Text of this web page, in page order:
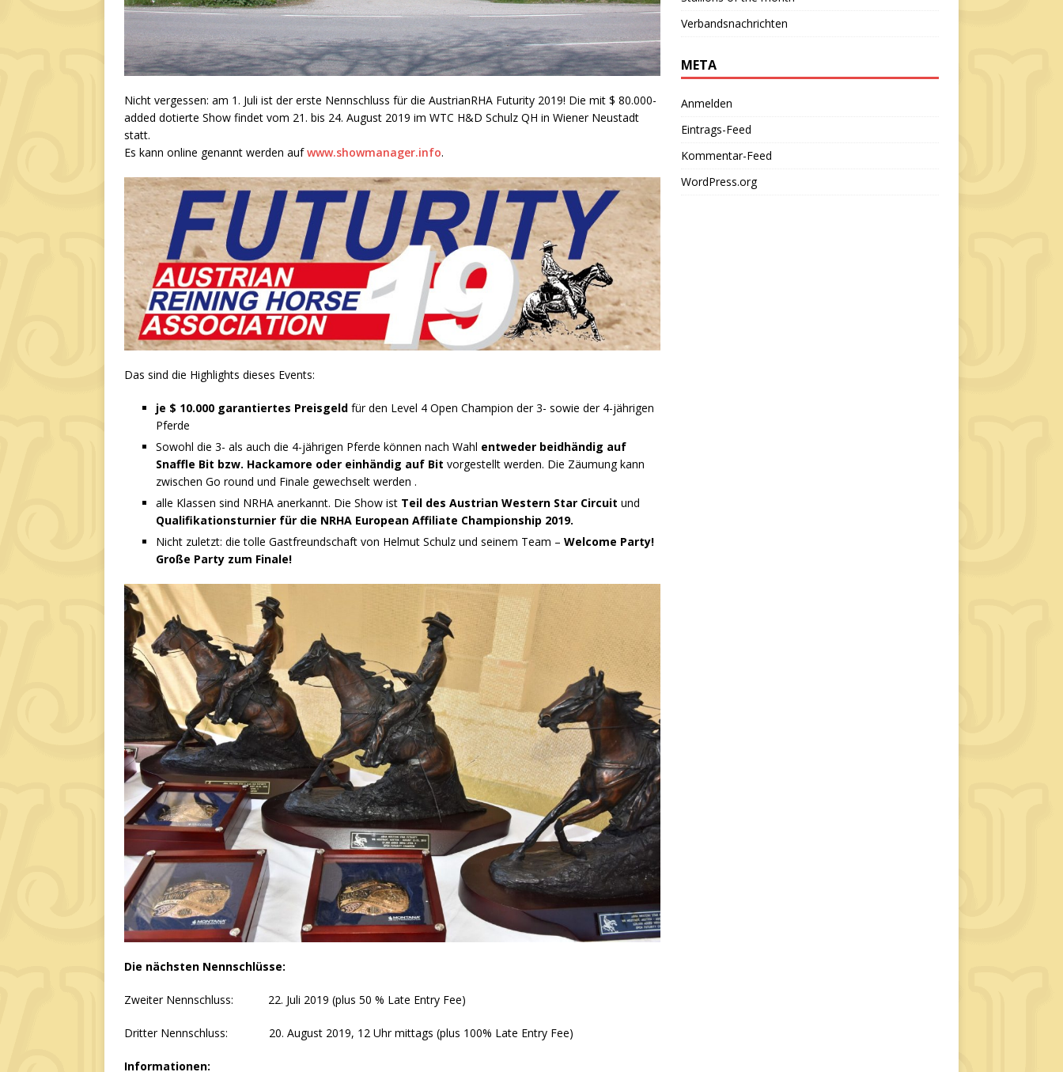
Nicht vergessen: am 1. Juli ist der erste Nennschluss für die AustrianRHA Futurity 2019! Die mit $ 80.000-
added dotierte Show findet vom 21. bis 24. August 2019 im WTC H&D Schulz QH in Wiener Neustadt
statt.
Es kann online genannt werden aufwww.showmanager.info.
Das sind die Highlights dieses Events:
je $ 10.000 garantiertes Preisgeld für den Level 4 Open Champion der 3- sowie der 4-jährigen
Pferde
Sowohl die 3- als auch die 4-jährigen Pferde können nach Wahl entweder beidhändig auf
Snaffle Bit bzw. Hackamore oder einhändig auf Bit vorgestellt werden. Die Zäumung kann
zwischen Go round und Finale gewechselt werden .
alle Klassen sind NRHA anerkannt. Die Show ist Teil des Austrian Western Star Circuit und
Qualifikationsturnier für die NRHA European Affiliate Championship 2019.
Nicht zuletzt: die tolle Gastfreundschaft von Helmut Schulz und seinem Team – Welcome Party!
Große Party zum Finale!
Die nächsten Nennschlüsse:
Zweiter Nennschluss: 22. Juli 2019 (plus 50 % Late Entry Fee)
Dritter Nennschluss: 20. August 2019, 12 Uhr mittags (plus 100% Late Entry Fee)
Informationen:
Verbandsnachrichten
META
Anmelden
Eintrags-Feed
Kommentar-Feed
WordPress.org